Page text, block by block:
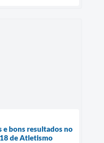
e bons resultados no
de Atletismo